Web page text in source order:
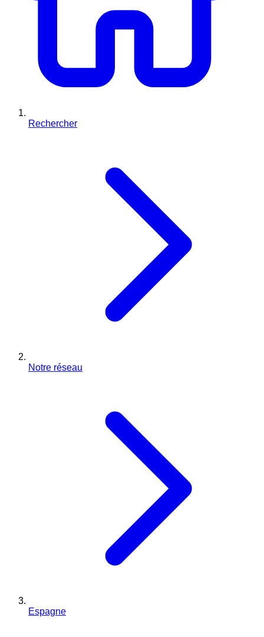
Rechercher
Notre réseau
Espagne